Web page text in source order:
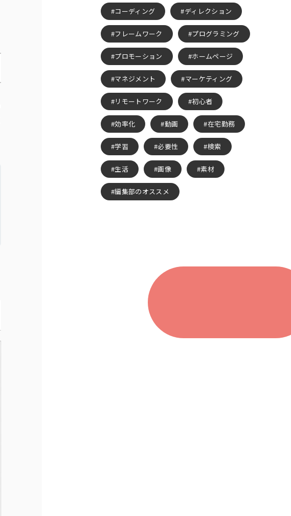
コーディング ディレクション
フレームワーク プログラミング
プロモーション ホームページ
マネジメント マーケティング
リモートワーク 初心者
効率化 動画 在宅勤務
学習 必要性 検索
生活 画像 素材
編集部のオススメ